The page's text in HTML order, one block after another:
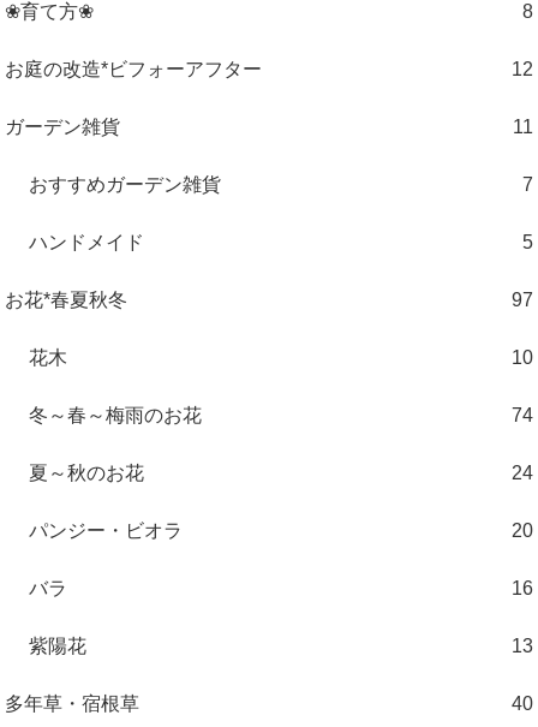
❀育て方❀ 8
お庭の改造*ビフォーアフター 12
ガーデン雑貨 11
おすすめガーデン雑貨 7
ハンドメイド 5
お花*春夏秋冬 97
花木 10
冬～春～梅雨のお花 74
夏～秋のお花 24
パンジー・ビオラ 20
バラ 16
紫陽花 13
多年草・宿根草 40